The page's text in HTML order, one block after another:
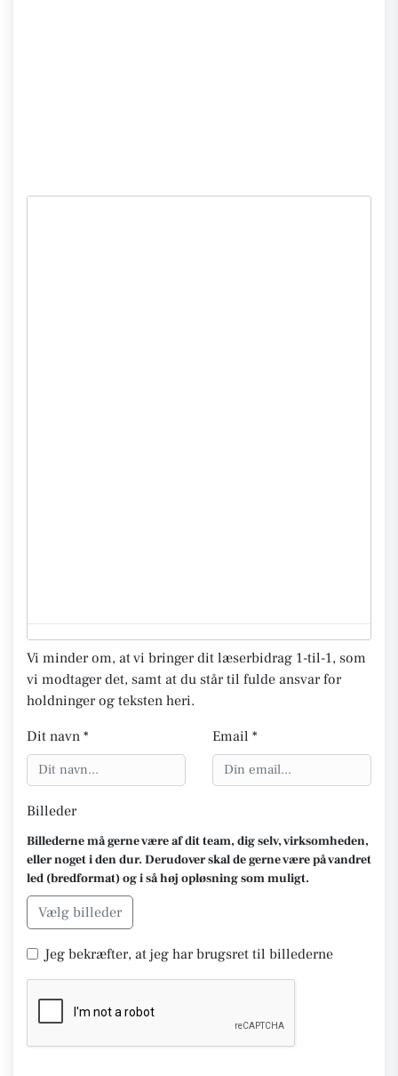
Vi minder om, at vi bringer dit læserbidrag 1-til-1, som
vi modtager det, samt at du står til fulde ansvar for
holdninger og teksten heri.
Dit navn *
Email *
Billeder
Billederne må gerne være af dit team, dig selv, virksomheden,
eller noget i den dur. Derudover skal de gerne være på vandret
led (bredformat) og i så høj opløsning som muligt.
Vælg billeder
Jeg bekræfter, at jeg har brugsret til billederne